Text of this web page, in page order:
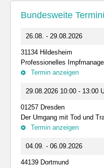
Bundesweite
26.08. - 29.08.2026
31134 Hildesheim
Professionelles
Termin anzeigen
29.08.2026 10:00 - 13:00
01257 Dresden
Der Umgang mit Tod und
Termin anzeigen
04.09. - 06.09.2026
44139 Dortmund